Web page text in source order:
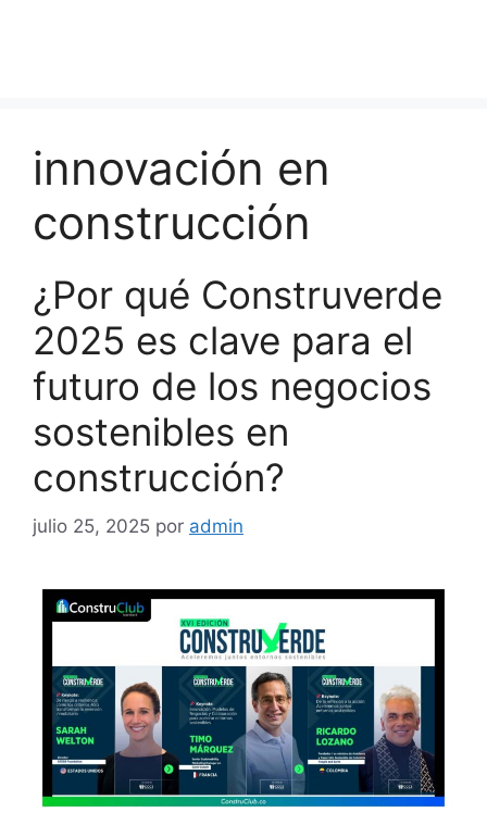
innovación en
construcción
¿Por qué Construverde
2025 es clave para el
futuro de los negocios
sostenibles en
construcción?
julio 25, 2025 por admin